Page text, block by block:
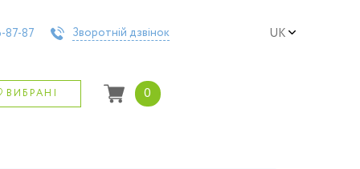
87-87 Зворотній дзвінок UK
ВИБРАНІ 0